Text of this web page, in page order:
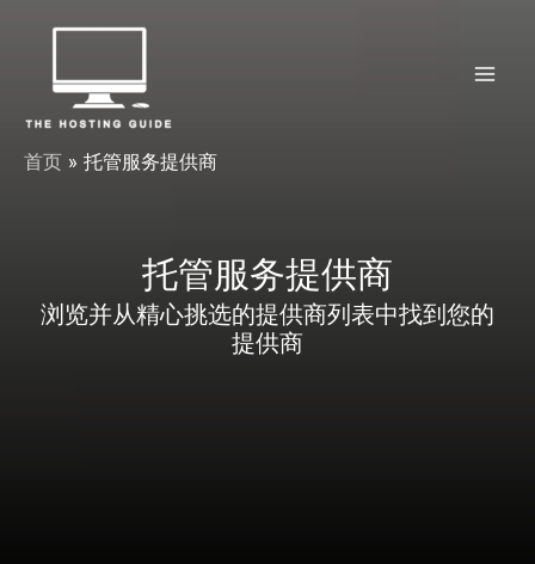
首页 托管服务提供商
托管服务提供商
浏览并从精心挑选的提供商列表中找到您的
提供商